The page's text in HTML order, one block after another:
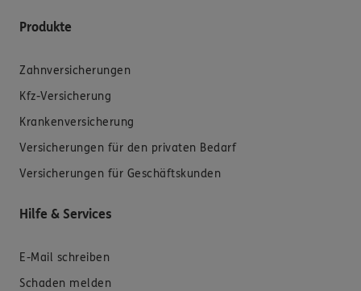
Produkte
Zahnversicherungen
Kfz-Versicherung
Krankenversicherung
Versicherungen für den privaten Bedarf
Versicherungen für Geschäftskunden
Hilfe & Services
E-Mail schreiben
Schaden melden